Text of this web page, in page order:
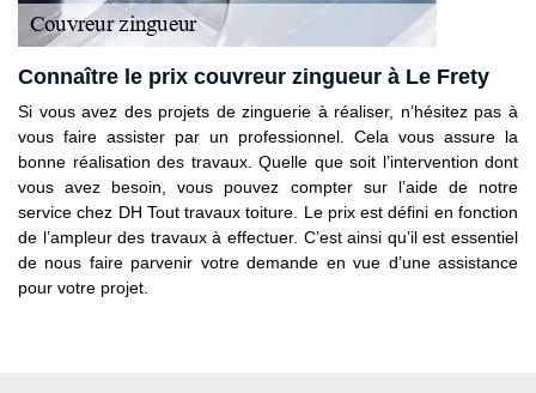
Connaître le prix couvreur zingueur à Le Frety
Si vous avez des projets de zinguerie à réaliser, n’hésitez pas à
vous faire assister par un professionnel. Cela vous assure la
bonne réalisation des travaux. Quelle que soit l’intervention dont
vous avez besoin, vous pouvez compter sur l’aide de notre
service chez DH Tout travaux toiture. Le prix est défini en fonction
de l’ampleur des travaux à effectuer. C’est ainsi qu’il est essentiel
de nous faire parvenir votre demande en vue d’une assistance
pour votre projet.